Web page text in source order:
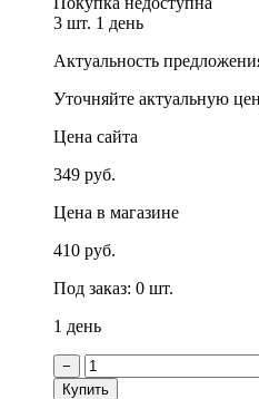
3 шт. 1 день
Актуальность
Уточняйте актуальную
Цена сайта
349 руб.
Цена в магазине
410 руб.
Под заказ: 0 шт.
1 день
−
Купить